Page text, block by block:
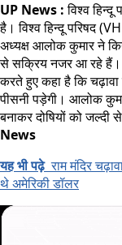
UP News :विश्व हिन्दू
है। विश्व हिन्दू परिषद
अध्यक्ष आलोक कुमार ने
से सक्रिय नजर आ रहे हैं।
करते हुए कहा है कि
पीसनी पड़ेगी। आलोक
बनाकर दोषियों को जल्दी
News
यह भी पढ़े राम मंदिर
थे अमेरिकी डॉलर